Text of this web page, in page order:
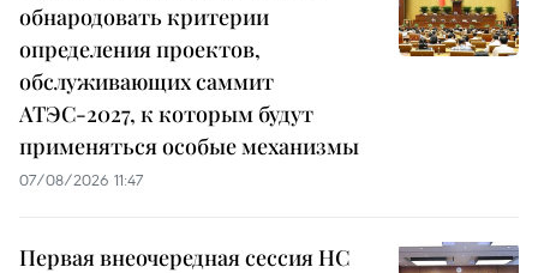
обнародовать критерии
определения проектов,
обслуживающих саммит
АТЭС-2027, к которым будут
применяться особые механизмы
07/08/2026 11:47
Первая внеочередная сессия НС